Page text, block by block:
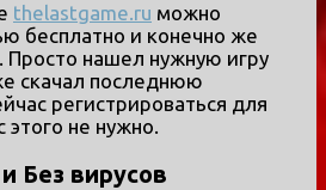
thelastgame.ru можно
бесплатно и конечно же
Просто нашел нужную игру
скачал последнюю
регистрироваться для
этого не нужно.
Без вирусов